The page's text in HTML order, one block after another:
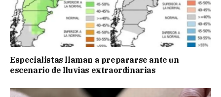
Especialistas llaman a prepararse ante un
escenario de lluvias extraordinarias